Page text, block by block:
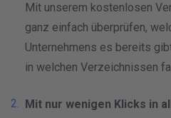
Mit unserem kostenlosen
ganz einfach überprüfen,
Unternehmens es bereits
in welchen Verzeichnissen
Mit nur wenigen Klicks in